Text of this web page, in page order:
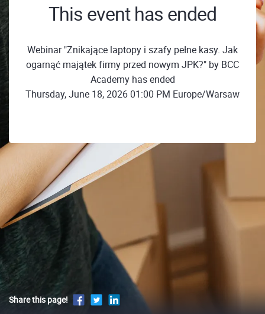
This event has ended
Webinar "Znikające laptopy i szafy pełne kasy. Jak
ogarnąć majątek firmy przed nowym JPK?" by BCC
Academy has ended
Thursday, June 18, 2026 01:00 PM Europe/Warsaw
Share this page!